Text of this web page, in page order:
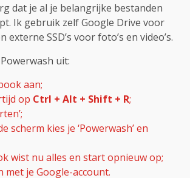
dat je al je belangrijke bestanden
Ik gebruik zelf Google Drive voor
externe SSD’s voor foto’s en video’s.
uit:
aan;
op Ctrl + Alt + Shift + R;
scherm kies je ‘Powerwash’ en
wist nu alles en start opnieuw op;
met je Google-account.